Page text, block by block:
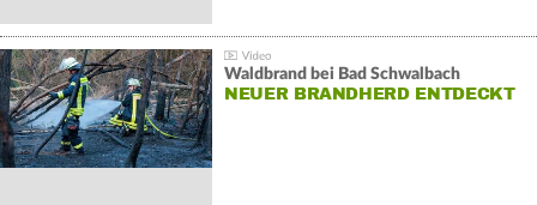
Waldbrand bei Bad Schwalbach
NEUER BRANDHERD ENTDECKT